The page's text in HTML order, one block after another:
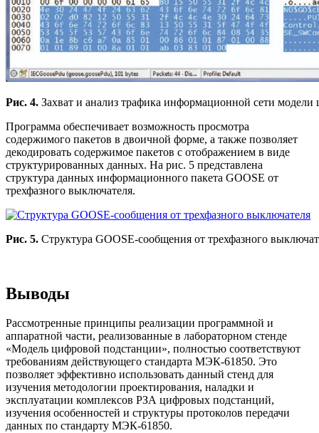
Рис. 4. Захват и анализ трафика информационной сети
Программа обеспечивает возможность просмотра
содержимого пакетов в двоичной форме, а также позволяет
декодировать содержимое пакетов с отображением в виде
структурированных данных. На рис. 5 представлена
структура данных информационного пакета GOOSE от
трехфазного выключателя.
Рис. 5. Структура GOOSE-сообщения от трехфазного
Выводы
Рассмотренные принципы реализации программной и
аппаратной части, реализованные в лабораторном стенде
«Модель цифровой подстанции», полностью соответствуют
требованиям действующего стандарта МЭК-61850. Это
позволяет эффективно использовать данный стенд для
изучения методологии проектирования, наладки и
эксплуатации комплексов РЗА цифровых подстанций,
изучения особенностей и структуры протоколов передачи
данных по стандарту МЭК-61850.